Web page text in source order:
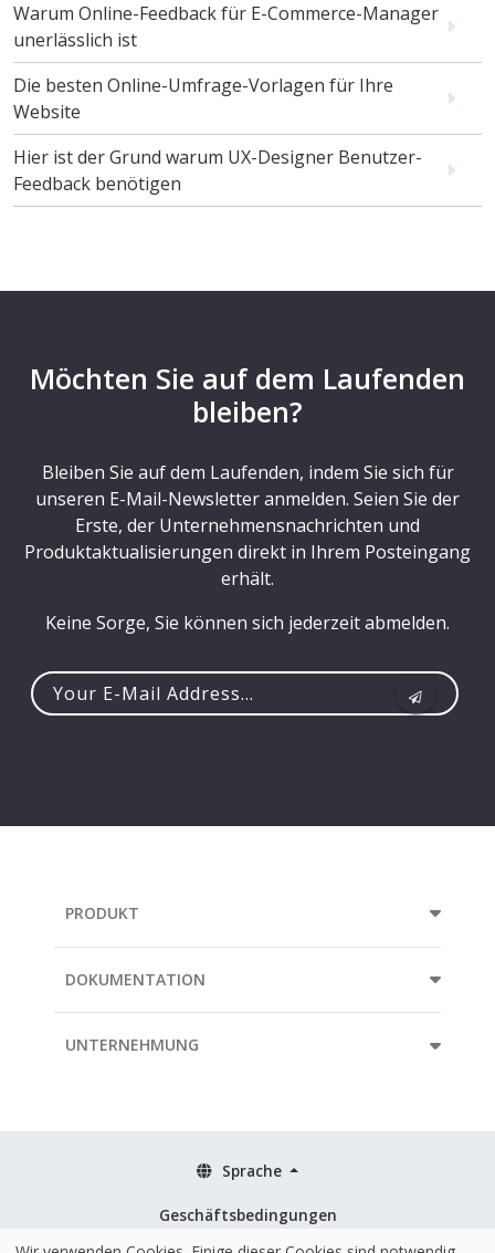
Warum Online-Feedback für E-Commerce-Manager
unerlässlich ist
Die besten Online-Umfrage-Vorlagen für Ihre
Website
Hier ist der Grund warum UX-Designer Benutzer-
Feedback benötigen
Möchten Sie auf dem Laufenden
bleiben?
Bleiben Sie auf dem Laufenden, indem Sie sich für
unseren E-Mail-Newsletter anmelden. Seien Sie der
Erste, der Unternehmensnachrichten und
Produktaktualisierungen direkt in Ihrem Posteingang
erhält.
Keine Sorge, Sie können sich jederzeit abmelden.
PRODUKT
DOKUMENTATION
UNTERNEHMUNG
Geschäftsbedingungen
Sprache